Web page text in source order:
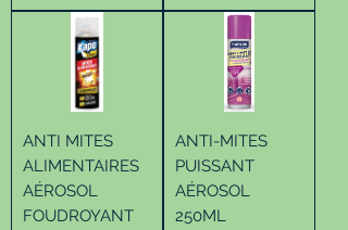
ANTI MITES
ALIMENTAIRES
AÉROSOL
FOUDROYANT
ANTI-MITES
PUISSANT
AÉROSOL
250ML